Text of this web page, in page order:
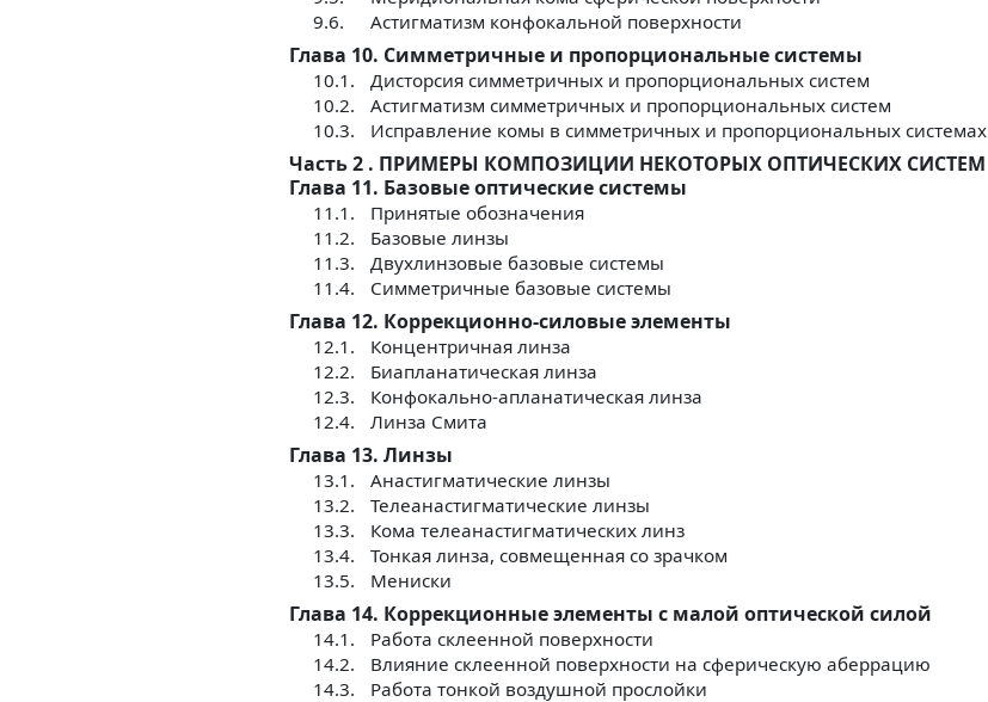
9.6.
Астигматизм конфокальной поверхности
Глава 10. Симметричные и пропорциональные системы
10.1.
Дисторсия симметричных и пропорциональных систем
10.2.
Астигматизм симметричных и пропорциональных систем
10.3.
Исправление комы в симметричных и пропорциональных системах
Часть 2 . ПРИМЕРЫ КОМПОЗИЦИИ НЕКОТОРЫХ ОПТИЧЕСКИХ СИСТЕМ
Глава 11. Базовые оптические системы
11.1.
Принятые обозначения
11.2.
Базовые линзы
11.3.
Двухлинзовые базовые системы
11.4.
Симметричные базовые системы
Глава 12. Коррекционно-силовые элементы
12.1.
Концентричная линза
12.2.
Биапланатическая линза
12.3.
Конфокально-апланатическая линза
12.4.
Линза Смита
Глава 13. Линзы
13.1.
Анастигматические линзы
13.2.
Телеанастигматические линзы
13.3.
Кома телеанастигматических линз
13.4.
Тонкая линза, совмещенная со зрачком
13.5.
Мениски
Глава 14. Коррекционные элементы с малой оптической силой
14.1.
Работа склеенной поверхности
14.2.
Влияние склеенной поверхности на сферическую аберрацию
14.3.
Работа тонкой воздушной прослойки